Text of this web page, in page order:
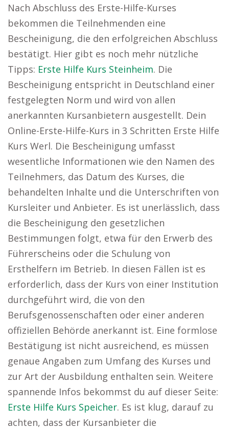
Nach Abschluss des Erste-Hilfe-Kurses
bekommen die Teilnehmenden eine
Bescheinigung, die den erfolgreichen Abschluss
bestätigt. Hier gibt es noch mehr nützliche
Tipps: Erste Hilfe Kurs Steinheim. Die
Bescheinigung entspricht in Deutschland einer
festgelegten Norm und wird von allen
anerkannten Kursanbietern ausgestellt. Dein
Online-Erste-Hilfe-Kurs in 3 Schritten Erste Hilfe
Kurs Werl. Die Bescheinigung umfasst
wesentliche Informationen wie den Namen des
Teilnehmers, das Datum des Kurses, die
behandelten Inhalte und die Unterschriften von
Kursleiter und Anbieter. Es ist unerlässlich, dass
die Bescheinigung den gesetzlichen
Bestimmungen folgt, etwa für den Erwerb des
Führerscheins oder die Schulung von
Ersthelfern im Betrieb. In diesen Fällen ist es
erforderlich, dass der Kurs von einer Institution
durchgeführt wird, die von den
Berufsgenossenschaften oder einer anderen
offiziellen Behörde anerkannt ist. Eine formlose
Bestätigung ist nicht ausreichend, es müssen
genaue Angaben zum Umfang des Kurses und
zur Art der Ausbildung enthalten sein. Weitere
spannende Infos bekommst du auf dieser Seite:
Erste Hilfe Kurs Speicher. Es ist klug, darauf zu
achten, dass der Kursanbieter die